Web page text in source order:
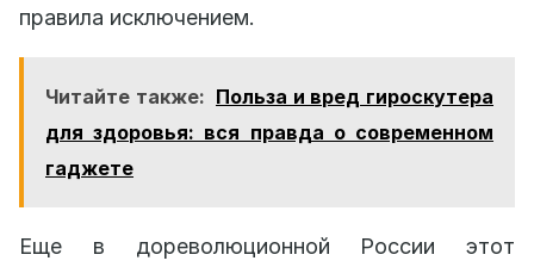
правила исключением.
Читайте также: Польза и вред гироскутера
для здоровья: вся правда о современном
гаджете
Еще в дореволюционной России этот